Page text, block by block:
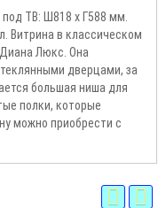
ТВ: Ш818 х Г588 мм.
Витрина в классическом
Люкс. Она
дверцами, за
большая ниша для
полки, которые
можно приобрести с